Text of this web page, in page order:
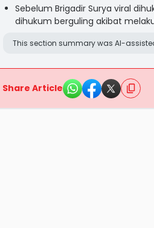
Sebelum Brigadir Surya viral
dihukum berguling akibat
This section summary was AI-
Share Article